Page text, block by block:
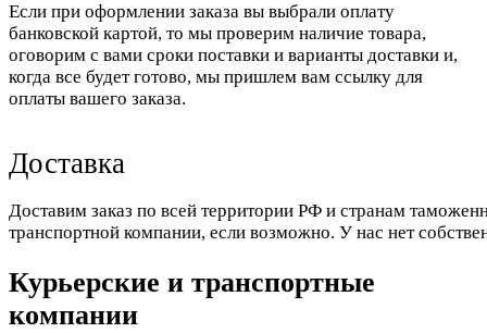
Если при оформлении заказа вы выбрали оплату
банковской картой, то мы проверим наличие товара,
оговорим с вами сроки поставки и варианты доставки и,
когда все будет готово, мы пришлем вам ссылку для
оплаты вашего заказа.
Доставка
Доставим заказ по всей территории РФ и странам
транспортной компании, если возможно. У нас нет
Курьерские и транспортные
компании